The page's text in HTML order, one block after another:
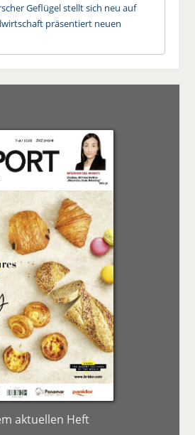
Geflügel stellt sich neu auf
präsentiert neuen
aktuellen Heft